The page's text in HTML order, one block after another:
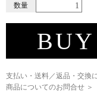
数量
BUY
支払い・送料／返品・交換
商品についてのお問合せ ＞